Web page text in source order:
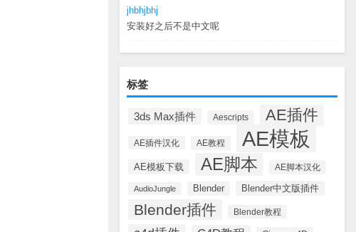
jhbhjbhj
安装好之后不是中文呢
标签
3ds Max插件 Aescripts AE插件
AE插件汉化 AE教程 AE模板
AE模板下载 AE脚本 AE脚本汉化
AudioJungle Blender Blender中文版插件
Blender插件 Blender教程